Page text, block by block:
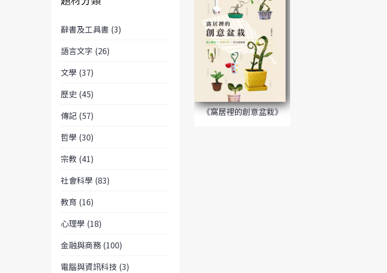
辭書及工具書 (3)
語言文字 (26)
文學 (37)
歷史 (45)
傳記 (57)
哲學 (30)
宗教 (41)
社會科學 (83)
教育 (16)
心理學 (18)
金融與商務 (100)
電腦與資訊科技 (3)
《窩居裡的創意盆栽》